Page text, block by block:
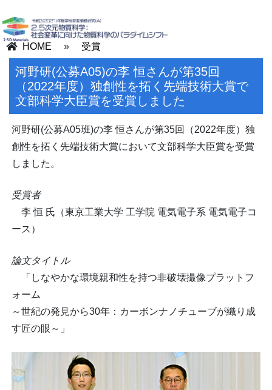
HOME » 受賞
河野研(公募A05)の李 恒さんが第35回
（2022年度）独創性を拓く先端技術大賞で
文部科学大臣賞を受賞しました
河野研(公募A05班)の李 恒さんが第35回（2022年度）独
創性を拓く先端技術大賞において文部科学大臣賞を受賞
しました。
受賞者
李 恒 氏（東京工業大学 工学院 電気電子系 電気電子コ
ース）
論文タイトル
「しなやかな環境親和性を持つ非破壊撮像プラットフ
ォーム
～世紀の発見から30年：カーボンナノチューブが織り成
す匠の眼～」